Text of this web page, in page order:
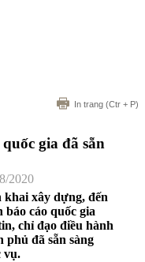
In trang (Ctr + P)
gia đã sẵn
2020
khai xây dựng, đến
cáo quốc gia
chỉ đạo điều hành
đã sẵn sàng
vụ.